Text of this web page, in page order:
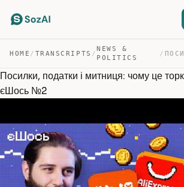
HOME / TRANSCRIPTS /
NEWS &
POLITICS
/
Посилки, податки і митниця: чому це
єШось №2